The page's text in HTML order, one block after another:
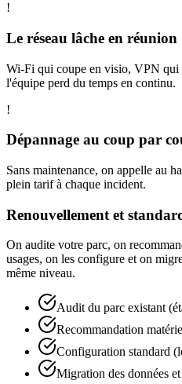
!
Le réseau lâche en réunion
Wi-Fi qui coupe en visio, VPN qui
l'équipe perd du temps en continu.
!
Dépannage au coup par
Sans maintenance, on appelle au
plein tarif à chaque incident.
Renouvellement et
On audite votre parc, on
usages, on les configure et on
même niveau.
Audit du parc existant
Recommandation
Configuration standard
Migration des données